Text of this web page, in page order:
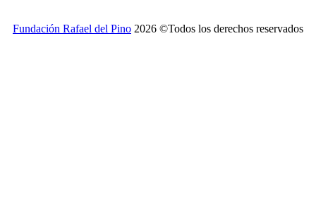
Fundación Rafael del Pino 2026 ©Todos los derechos reservados